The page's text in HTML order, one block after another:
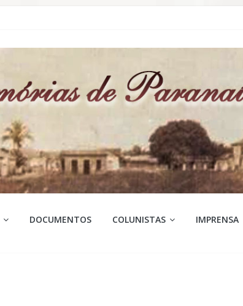
DOCUMENTOS COLUNISTAS IMPRENSA